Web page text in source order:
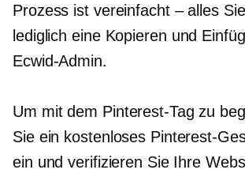
Prozess ist vereinfacht – alles
lediglich eine Kopieren und
Ecwid-Admin.
Um mit dem Pinterest-Tag zu
Sie ein kostenloses Pinterest-
ein und verifizieren Sie Ihre